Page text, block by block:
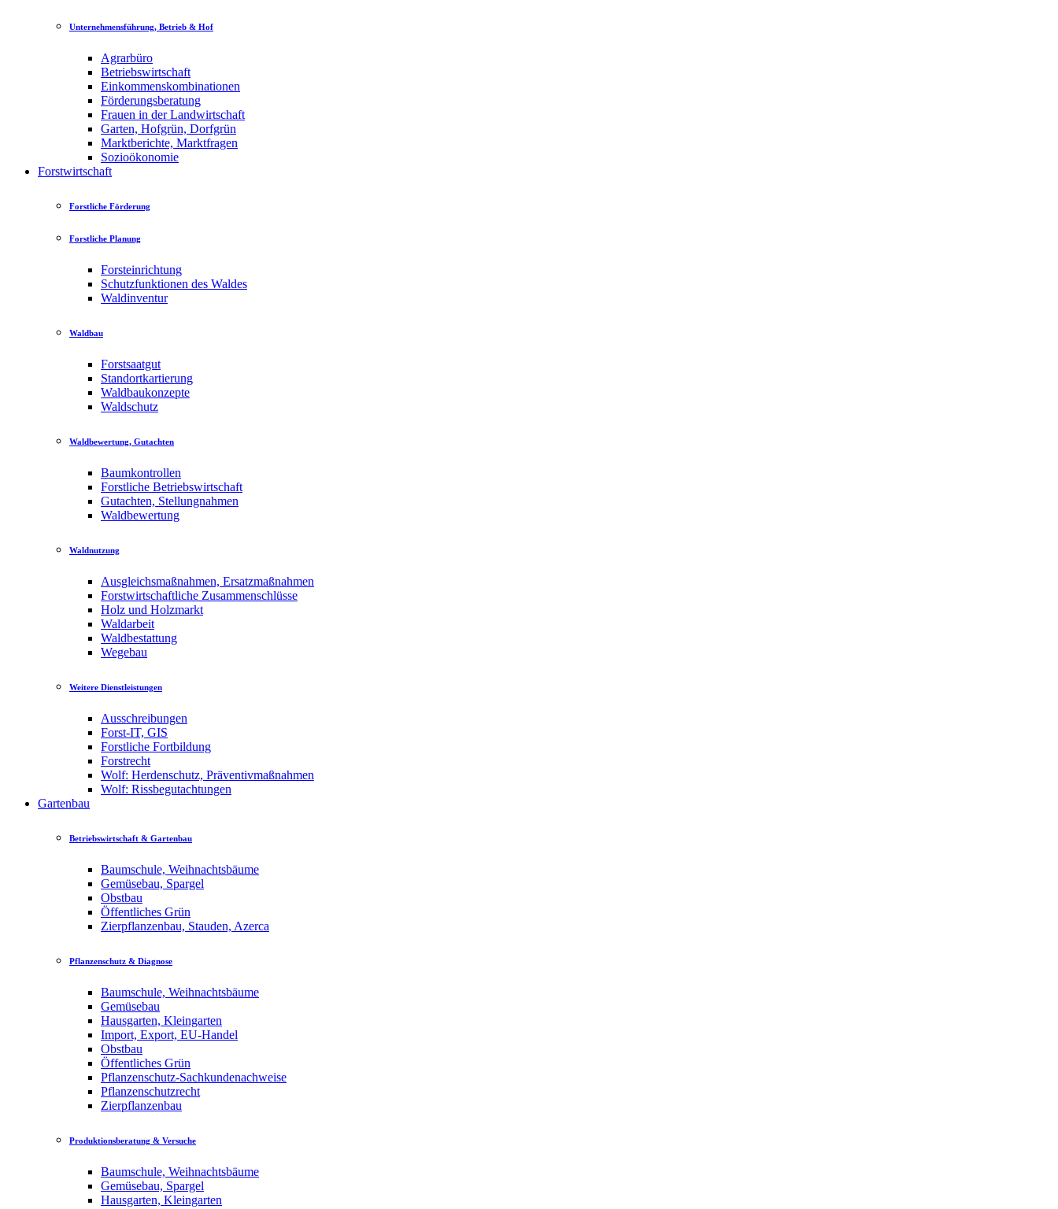
Unternehmensführung, Betrieb & Hof
Agrarbüro
Betriebswirtschaft
Einkommenskombinationen
Förderungsberatung
Frauen in der Landwirtschaft
Garten, Hofgrün, Dorfgrün
Marktberichte, Marktfragen
Sozioökonomie
Forstwirtschaft
Forstliche Förderung
Forstliche Planung
Forsteinrichtung
Schutzfunktionen des Waldes
Waldinventur
Waldbau
Forstsaatgut
Standortkartierung
Waldbaukonzepte
Waldschutz
Waldbewertung, Gutachten
Baumkontrollen
Forstliche Betriebswirtschaft
Gutachten, Stellungnahmen
Waldbewertung
Waldnutzung
Ausgleichsmaßnahmen, Ersatzmaßnahmen
Forstwirtschaftliche Zusammenschlüsse
Holz und Holzmarkt
Waldarbeit
Waldbestattung
Wegebau
Weitere Dienstleistungen
Ausschreibungen
Forst-IT, GIS
Forstliche Fortbildung
Forstrecht
Wolf: Herdenschutz, Präventivmaßnahmen
Wolf: Rissbegutachtungen
Gartenbau
Betriebswirtschaft & Gartenbau
Baumschule, Weihnachtsbäume
Gemüsebau, Spargel
Obstbau
Öffentliches Grün
Zierpflanzenbau, Stauden, Azerca
Pflanzenschutz & Diagnose
Baumschule, Weihnachtsbäume
Gemüsebau
Hausgarten, Kleingarten
Import, Export, EU-Handel
Obstbau
Öffentliches Grün
Pflanzenschutz-Sachkundenachweise
Pflanzenschutzrecht
Zierpflanzenbau
Produktionsberatung & Versuche
Baumschule, Weihnachtsbäume
Gemüsebau, Spargel
Hausgarten, Kleingarten